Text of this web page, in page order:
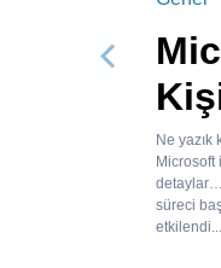
Ne
Microsoft
detaylar…
süreci
Önceki